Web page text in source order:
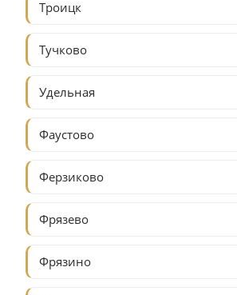
Троицк
Тучково
Удельная
Фаустово
Ферзиково
Фрязево
Фрязино